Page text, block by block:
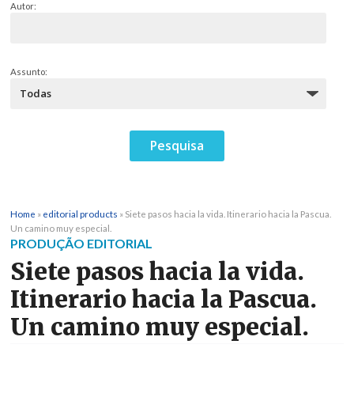
Autor:
Assunto:
Home » editorial products » Siete pasos hacia la vida. Itinerario hacia la Pascua.
Un camino muy especial.
PRODUÇÃO EDITORIAL
Siete pasos hacia la vida.
Itinerario hacia la Pascua.
Un camino muy especial.